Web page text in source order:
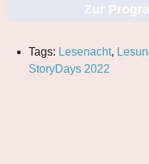
Zur
Tags: Lesenacht,
StoryDays 2022